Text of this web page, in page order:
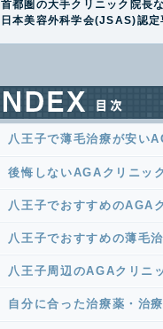
首都圏の大手クリニック院長
日本美容外科学会(JSAS)認
八王子で薄毛治療が安い
後悔しないAGAクリニッ
八王子でおすすめのAGA
八王子でおすすめの薄毛
八王子周辺のAGAクリニ
自分に合った治療薬・治